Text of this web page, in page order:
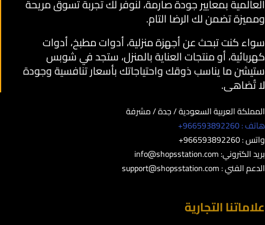
العالمية بمعايير جودة صارمة، لنوفر لك تجربة تسوق مريحة
ومميزة تضمن لك الرضا التام.
سواء كنت تبحث عن أجهزة منزلية، أدوات مطبخ، أدوات
كهربائية، أو منتجات العناية بالمنزل، ستجد في شوبس
ستيشن ما يناسب ذوقك واحتياجاتك بأسعار تنافسية وجودة
لا تُضاهى.
المملكة العربية السعودية / جدة / مشرفة
هاتف : 966593892260+
واتس : 966593892260+
بريد الكتروني:info@shopsstation.com
الدعم الفني :support@shopsstation.com
علاماتنا التجارية